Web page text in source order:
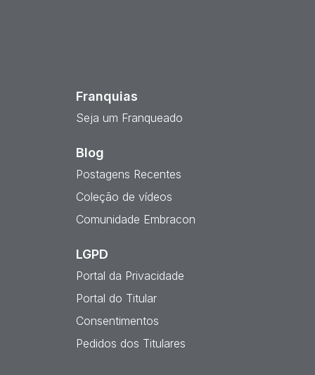
Franquias
Seja um Franqueado
Blog
Postagens Recentes
Coleção de vídeos
Comunidade Embracon
LGPD
Portal da Privacidade
Portal do Titular
Consentimentos
Pedidos dos Titulares